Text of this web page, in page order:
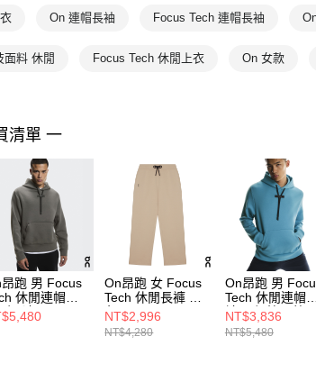
On 連帽長袖 Focus Tech 連帽長袖
面料 休閒 Focus Tech 休閒上衣 On 女款
清單 一
跑 男 Focus
休閒連帽長
影灰
On昂跑 女 Focus
Tech 休閒長褲 沙
色
NT$2,996
NT$4,280
On昂跑 男
Tech 休閒連帽
袖 尼加拉瓜藍
NT$3,836
NT$5,480